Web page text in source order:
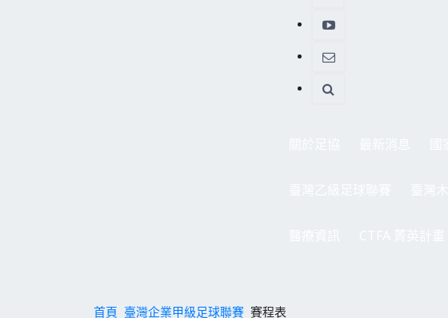
首頁 臺灣企業甲級足球聯賽 賽程表